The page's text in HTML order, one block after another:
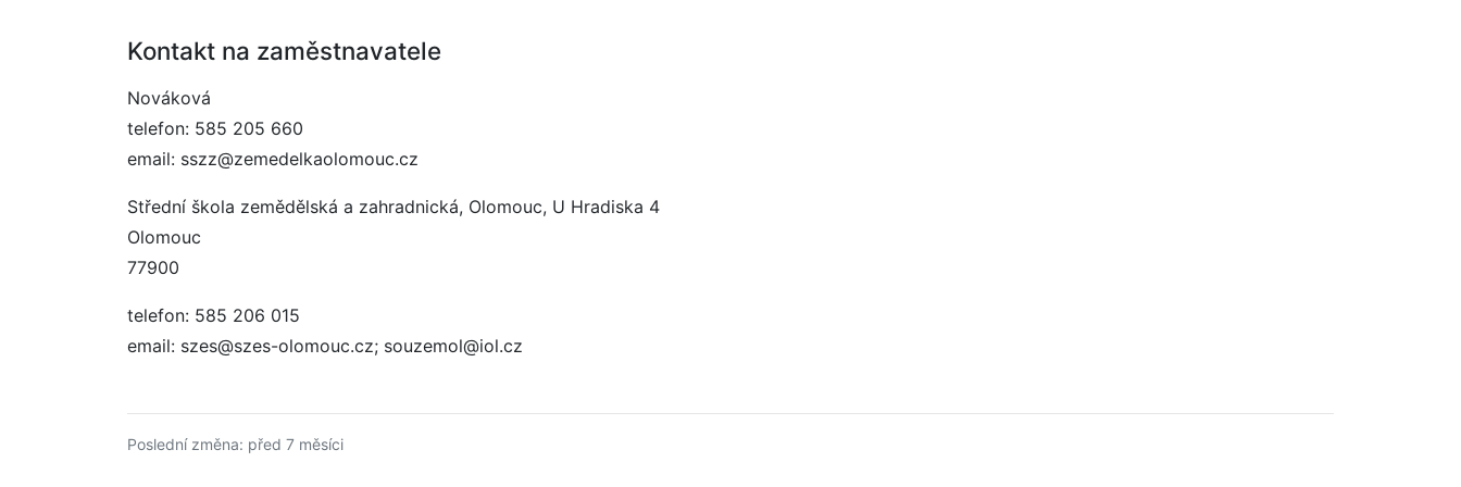
Kontakt na zaměstnavatele
Nováková
telefon: 585 205 660
email: sszz@zemedelkaolomouc.cz
Střední škola zemědělská a zahradnická, Olomouc, U Hradiska 4
Olomouc
77900
telefon: 585 206 015
email: szes@szes-olomouc.cz; souzemol@iol.cz
Poslední změna: před 7 měsíci